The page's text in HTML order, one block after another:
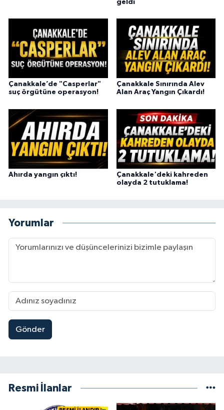
geldi
Çanakkale’de "Casperlar"
suç örgütüne operasyon!
Çanakkale Sınırında Alev
Alan Araç Yangın Çıkardı!
Ahırda yangın çıktı!
Çanakkale'deki kahreden
olayda 2 tutuklama!
Yorumlar
Gönder
Resmi İlanlar